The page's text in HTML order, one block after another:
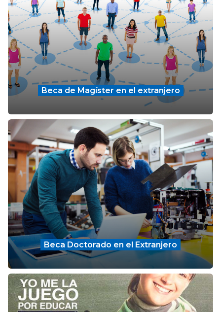
Beca de Magíster en el extranjero
Beca Doctorado en el Extranjero